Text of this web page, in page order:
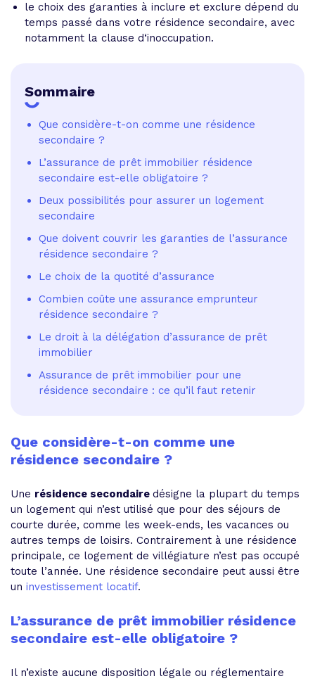
le choix des garanties à inclure et exclure dépend du
temps passé dans votre résidence secondaire, avec
notamment la clause d‘inoccupation.
Sommaire
Que considère-t-on comme une résidence
secondaire ?
L’assurance de prêt immobilier résidence
secondaire est-elle obligatoire ?
Deux possibilités pour assurer un logement
secondaire
Que doivent couvrir les garanties de l’assurance
résidence secondaire ?
Le choix de la quotité d’assurance
Combien coûte une assurance emprunteur
résidence secondaire ?
Le droit à la délégation d’assurance de prêt
immobilier
Assurance de prêt immobilier pour une
résidence secondaire : ce qu’il faut retenir
Que considère-t-on comme une
résidence secondaire ?
Une résidence secondaire désigne la plupart du temps
un logement qui n’est utilisé que pour des séjours de
courte durée, comme les week-ends, les vacances ou
autres temps de loisirs. Contrairement à une résidence
principale, ce logement de villégiature n’est pas occupé
toute l’année. Une résidence secondaire peut aussi être
un investissement locatif.
L’assurance de prêt immobilier résidence
secondaire est-elle obligatoire ?
Il n’existe aucune disposition légale ou réglementaire